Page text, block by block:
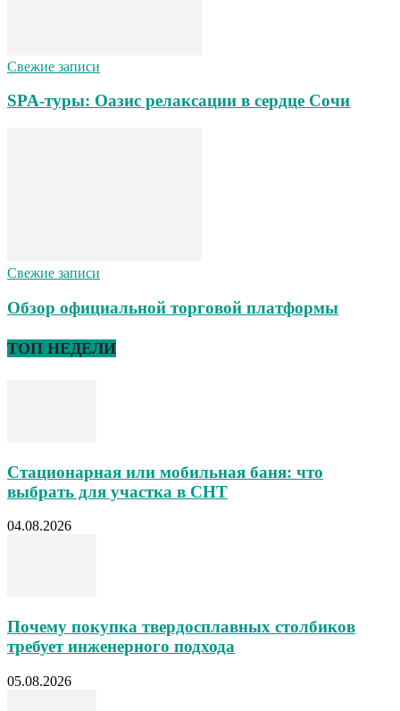
Свежие записи
SPA-туры: Оазис релаксации в сердце Сочи
Свежие записи
Обзор официальной торговой платформы
ТОП НЕДЕЛИ
Стационарная или мобильная баня: что
выбрать для участка в СНТ
04.08.2026
Почему покупка твердосплавных столбиков
требует инженерного подхода
05.08.2026